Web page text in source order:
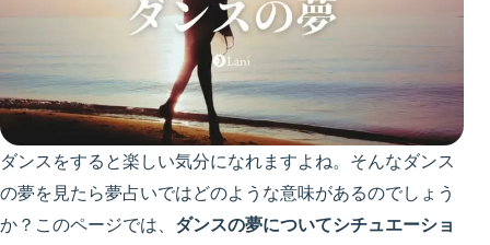
ダンスをすると楽しい気分になれますよね。そんなダンス
の夢を見たら夢占いではどのような意味があるのでしょう
か？このページでは、 ダンスの夢についてシチュエーショ